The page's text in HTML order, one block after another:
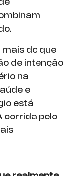
mais do que
de intenção
na
e
está
corrida pelo